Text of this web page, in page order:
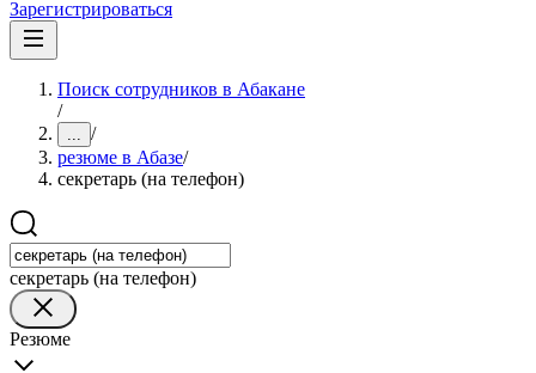
Зарегистрироваться
Поиск сотрудников в Абакане
/
... /
резюме в Абазе/
секретарь (на телефон)
секретарь (на телефон)
Резюме